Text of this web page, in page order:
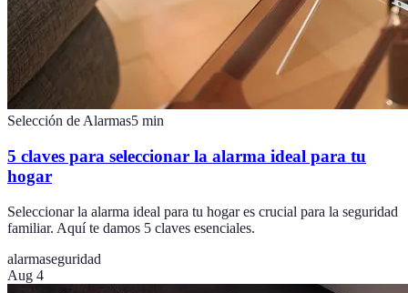
Selección de Alarmas5 min
5 claves para seleccionar la alarma ideal para tu
hogar
Seleccionar la alarma ideal para tu hogar es crucial para la seguridad
familiar. Aquí te damos 5 claves esenciales.
alarmaseguridad
Aug 4